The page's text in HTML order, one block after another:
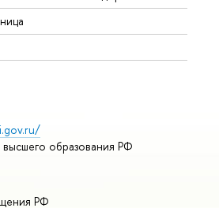
образования РФ
РФ